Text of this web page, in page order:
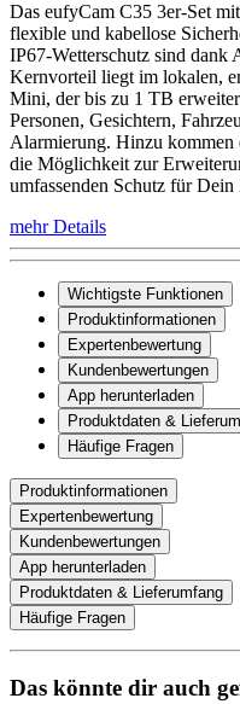
Das eufyCam C35 3er-Set
flexible und kabellose
IP67-Wetterschutz sind dank
Kernvorteil liegt im lokalen,
Mini, der bis zu 1 TB
Personen, Gesichtern,
Alarmierung. Hinzu
die Möglichkeit zur
umfassenden Schutz für Dein
mehr Details
Wichtigste Funktionen
Produktinformationen
Expertenbewertung
Kundenbewertungen
App herunterladen
Produktdaten &
Häufige Fragen
Produktinformationen
Expertenbewertung
Kundenbewertungen
App herunterladen
Produktdaten & Lieferumfang
Häufige Fragen
Das könnte dir auch